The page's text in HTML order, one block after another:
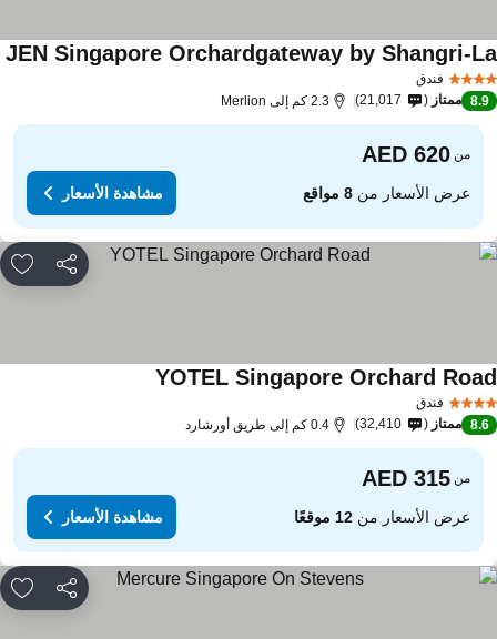
فندق
JEN Singapore Orchardgateway by Shangri-
8.9 ممتاز 21,017 2.3 كم إلى Merlion
من
عرض الأسعار من8 مواقع مشاهدة الأسعار
مشاركة
فندق
YOTEL Singapore Orchard
8.6 ممتاز 32,410 0.4 كم إلى طريق أورشارد
من
عرض الأسعار من12 موقعًا مشاهدة الأسعار
مشاركة